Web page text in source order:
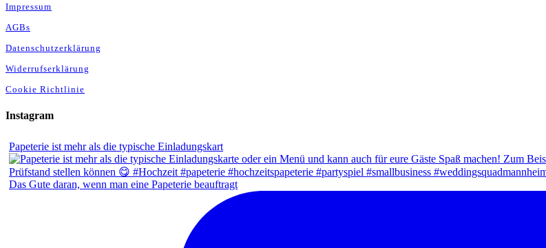
Impressum
AGBs
Datenschutzerklärung
Widerrufserklärung
Cookie Richtlinie
Instagram
Papeterie ist mehr als die typische Einladungskart
Das Gute daran, wenn man eine Papeterie beauftragt